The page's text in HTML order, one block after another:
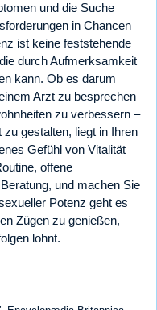
und die Suche
in Chancen
ist keine feststehende
durch Aufmerksamkeit
kann. Ob es darum
Arzt zu besprechen
zu verbessern –
gestalten, liegt in Ihren
Gefühl von Vitalität
offene
und machen Sie
Potenz geht es
Zügen zu genießen,
lohnt.